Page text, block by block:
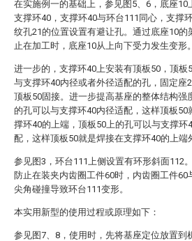
在实施例一的基础上，参见图5、6，底座10
支撑环40，支撑环40与环台111同心，支撑
纹孔21的位置设置有避让孔。通过底座10的
止在加工时，底座10从上向下受力发生变形。
进一步的，支撑环40上安装有顶板50，顶板
与支撑环40内径或者外径适配的孔，固定座
顶板50固接。进一步提高基座的整体结构强
的孔可以与支撑环40内径适配，这样顶板50
撑环40的上端，顶板50上的孔可以与支撑环
配，这样顶板50就是焊接在支撑环40的上端
参见图3，环台111上侧设置有环形斜面112
防止在装夹内齿圈工件60时，内齿圈工件60
尖角碰撞导致环台111变形。
本实用新型的使用过程或原理如下：
参见图7、8，使用时，先将基座定位放置到